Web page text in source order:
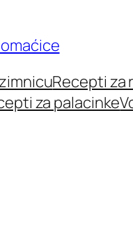
Recepti za
za palacinke